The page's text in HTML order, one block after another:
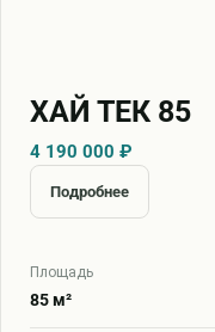
ХАЙ ТЕК 85
4 190 000 ₽
Подробнее
Площадь
85 м²